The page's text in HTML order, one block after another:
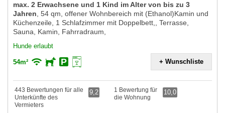
max. 2 Erwachsene und 1 Kind im Alter von bis zu 3
Jahren 54 qm, offener Wohnbereich mit (Ethanol)Kamin und
Küchenzeile, 1 Schlafzimmer mit Doppelbett,, Terrasse,
Sauna, Kamin, Fahrradraum,
Hunde erlaubt
54m² + Wunschliste
443 Bewertungen für alle
Unterkünfte des
Vermieters
9,2
1 Bewertung für
die Wohnung
10,0